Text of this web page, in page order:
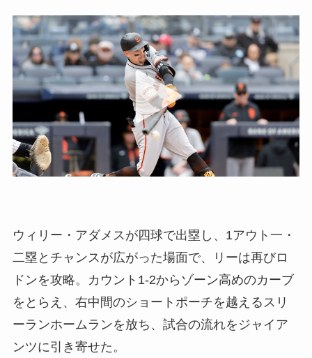
ウィリー・アダメスが四球で出塁し、1アウト一・
二塁とチャンスが広がった場面で、リーは再びロ
ドンを攻略。カウント1-2からゾーン高めのカーブ
をとらえ、右中間のショートポーチを越えるスリ
ーランホームランを放ち、試合の流れをジャイア
ンツに引き寄せた。